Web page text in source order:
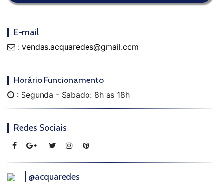
E-mail
: vendas.acquaredes@gmail.com
Horário Funcionamento
: Segunda - Sabado: 8h as 18h
Redes Sociais
@acquaredes